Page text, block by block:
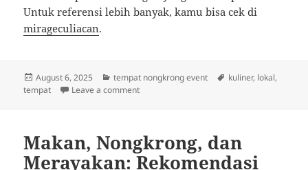
Untuk referensi lebih banyak, kamu bisa cek di
mirageculiacan.
Posted
on
August 6, 2025 Categories
tempat nongkrong event Tags
kuliner, lokal,
tempat
Leave a commenton Makan dan Nongkrong: Menyelami
Makan, Nongkrong, dan
Merayakan: Rekomendasi